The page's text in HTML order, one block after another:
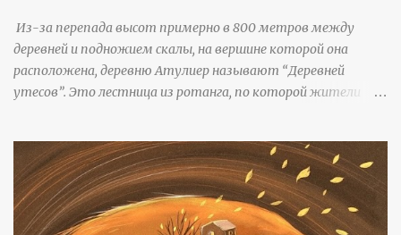
Из-за перепада высот примерно в 800 метров между
деревней и подножием скалы, на вершине которой она
расположена, деревню Атулиер называют “Деревней
утесов”. Это лестница из ротанга, по которой жители
стальными лестницами с защитными перилами, и
передвижение детей и жителей деревни было улучшено.
Подъем от подножия горы до вершины занимает до 4
часов. По словам местных жителей, их предки мигрировали